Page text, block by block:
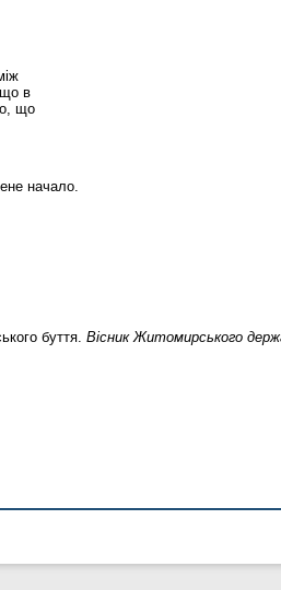
в
що
начало.
буття. Вісник Житомирського